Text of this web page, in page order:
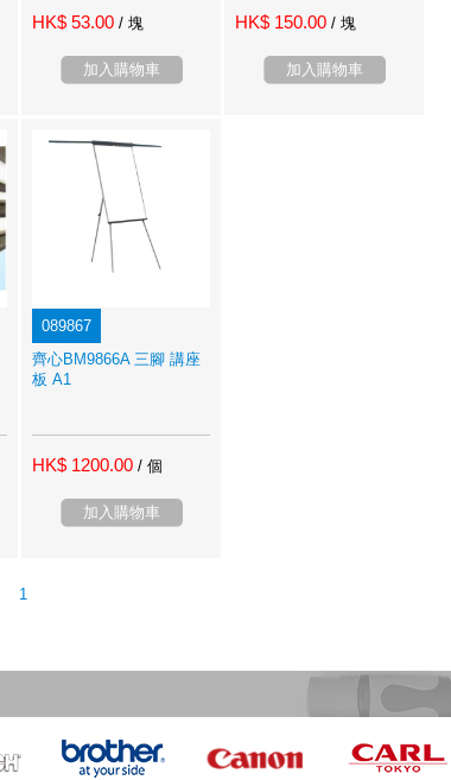
HK$ 53.00 / 塊
加入購物車
HK$ 150.00 / 塊
加入購物車
089867
齊心BM9866A 三腳 講座
板 A1
HK$ 1200.00 / 個
加入購物車
1